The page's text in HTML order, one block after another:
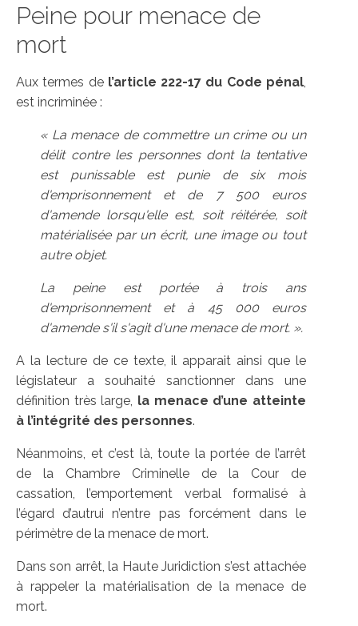
Peine pour menace de
mort
Aux termes de l’article 222-17 du Code pénal
est incriminée :
« La menace de commettre un crime ou un
délit contre les personnes dont la tentative
est punissable est punie de six mois
d'emprisonnement et de 7 500 euros
d'amende lorsqu'elle est, soit réitérée, soit
matérialisée par un écrit, une image ou tout
autre objet.
La peine est portée à trois ans
d'emprisonnement et à 45 000 euros
d'amende s'il s'agit d'une menace de mort. ».
A la lecture de ce texte, il apparait ainsi que le
législateur a souhaité sanctionner dans une
définition très large, la menace d’une atteinte
à l’intégrité des personnes.
Néanmoins, et c’est là, toute la portée de l’arrêt
de la Chambre Criminelle de la Cour de
cassation, l’emportement verbal formalisé à
l’égard d’autrui n’entre pas forcément dans le
périmètre de la menace de mort.
Dans son arrêt, la Haute Juridiction s’est attachée
à rappeler la matérialisation de la menace de
mort.